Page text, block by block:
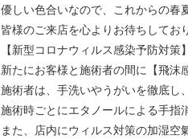
優しい色合いなので、これからの春
皆様のご来店を心よりお待ちしてお
【新型コロナウィルス感染予防対策】
新たにお客様と施術者の間に【飛沫
施術者は、手洗いやうがいを徹底し
施術時ごとにエタノールによる手指
また、店内にウィルス対策の加湿空